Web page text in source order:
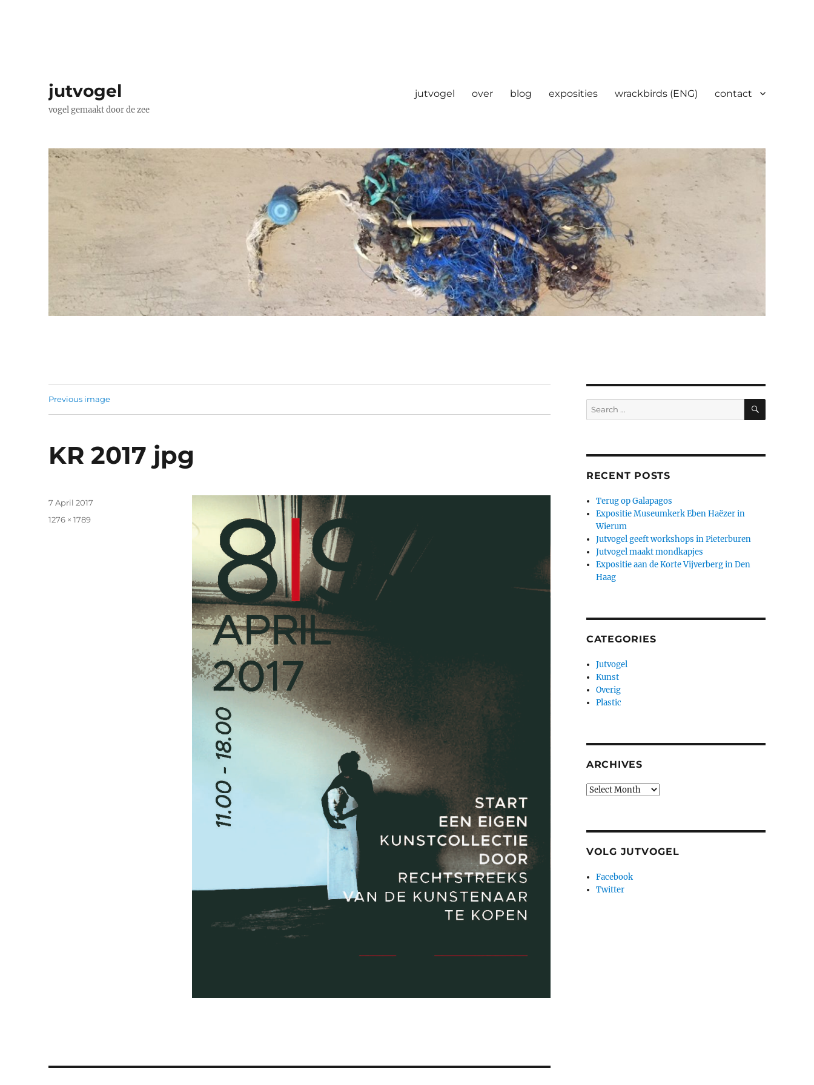
jutvogel
vogel gemaakt door de zee
jutvogel over blog exposities wrackbirds (ENG) contact
Previous image
KR 2017 jpg
Posted
7 April 2017
Full
1276 × 1789
Search
for:
SEARCH
RECENT POSTS
Terug op Galapagos
Expositie Museumkerk Eben Haëzer in
Wierum
Jutvogel geeft workshops in Pieterburen
Jutvogel maakt mondkapjes
Expositie aan de Korte Vijverberg in Den
Haag
CATEGORIES
Jutvogel
Kunst
Overig
Plastic
ARCHIVES
Archives
VOLG JUTVOGEL
Facebook
Twitter